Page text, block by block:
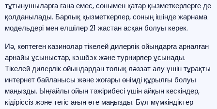
тұтынушыларға ғана емес, сонымен қатар қызметкерлерге де
қолданылады. Барлық қызметкерлер, соның ішінде жарнама
модельдері мен елшілер 21 жастан асқан болуы керек.
Иә, көптеген казинолар тікелей дилерлік ойындарға арналған
арнайы ұсыныстар, кэшбэк және турнирлер ұсынады.
Тікелей дилерлік ойындардан толық ләззат алу үшін тұрақты
интернет байланысы және жоғары өнімді құрылғы болуы
маңызды. Ыңғайлы ойын тәжірибесі үшін айқын кескіндер,
кідіріссіз және тегіс ағын өте маңызды. Бұл мүмкіндіктер